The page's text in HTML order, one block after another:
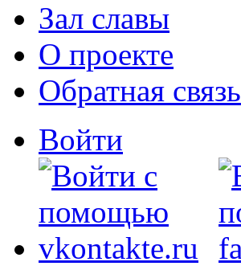
Зал славы
О проекте
Обратная связь
Войти